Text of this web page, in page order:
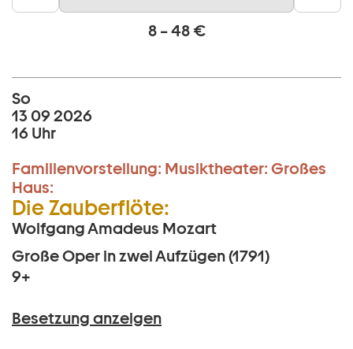
8 – 48 €
So
13 09 2026
16 Uhr
Familienvorstellung: Musiktheater: Großes
Haus:
Die Zauberflöte:
Wolfgang Amadeus Mozart
Große Oper in zwei Aufzügen (1791)
9+
Besetzung anzeigen